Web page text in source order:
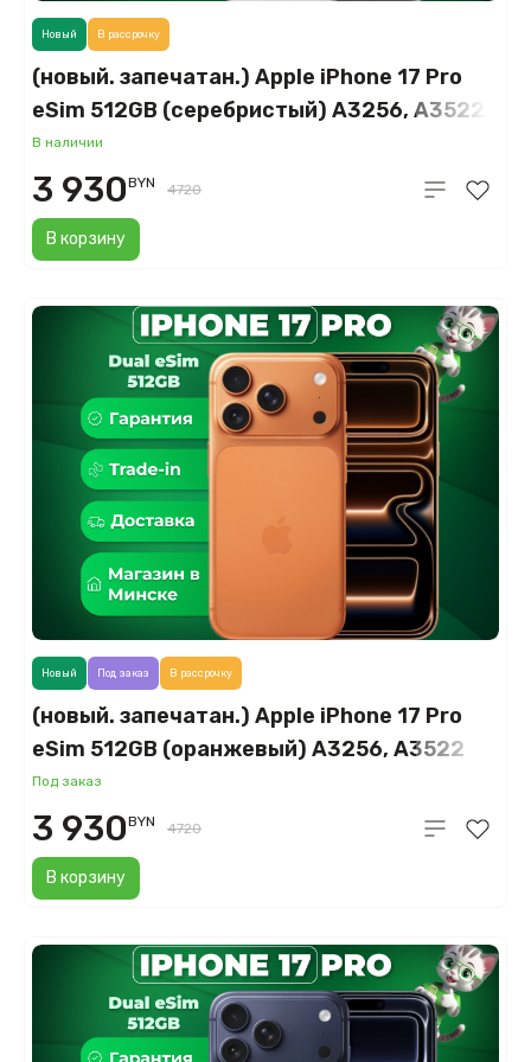
(новый. запечатан.) Apple iPhone 17 Pro
eSim 512GB (серебристый) A3256, A3522
В наличии
В корзину
Новый В рассрочку
3 930BYN 4720
(новый. запечатан.) Apple iPhone 17 Pro
eSim 512GB (оранжевый) A3256, A3522
Под заказ
В корзину
Новый Под заказ В рассрочку
3 930BYN 4720